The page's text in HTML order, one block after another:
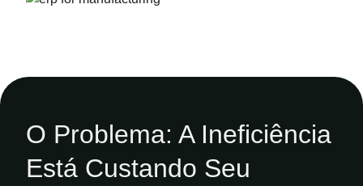
O Problema: A Ineficiência
Está Custando Seu